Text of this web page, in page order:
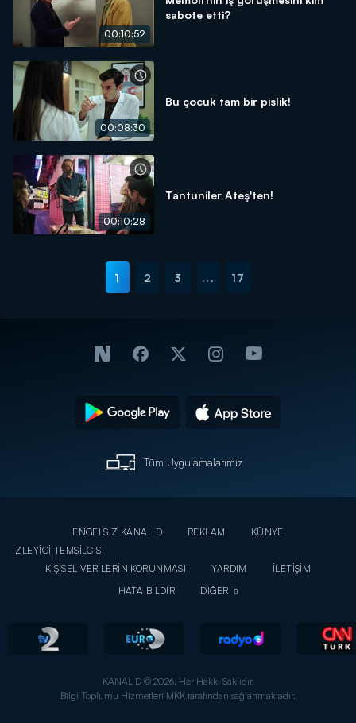
00:10:52
sabote etti?
00:08:30
Bu çocuk tam bir pislik!
00:10:28
Tantuniler Ateş'ten!
1 2 3 ... 17
Tüm Uygulamalarımız
ENGELSİZ KANAL D REKLAM
KÜNYE
İZLEYİCİ TEMSİLCİSİ
KİŞİSEL VERİLERİN KORUNMASI
YARDIM
İLETİŞİM
HATA BİLDİR
DİĞER
KANAL D © 2026. Her Hakkı Saklıdır.
Bilgi Toplumu Hizmetleri MKK tarafından sağlanmaktadır.